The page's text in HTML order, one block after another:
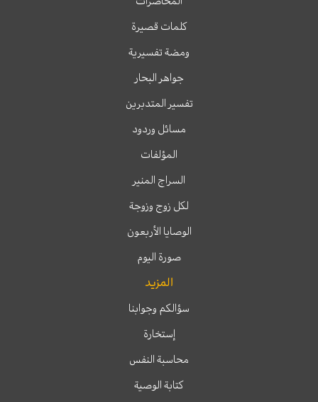
كلمات قصيرة
ومضة تفسيرية
جواهر البحار
تفسير المتدبرين
مسائل وردود
المؤلفات
السراج المنير
لكل زوج وزوجة
الوصايا الأربعون
صورة اليوم
المزيد
سؤالكم وجوابنا
إستخارة
محاسبة النفس
كتابة الوصية